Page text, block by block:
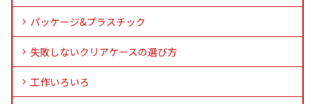
パッケージ&プラスチック
失敗しないクリアケースの選び方
工作いろいろ